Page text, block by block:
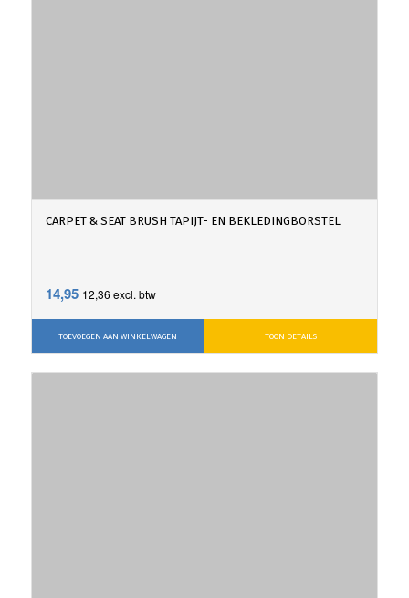
CARPET & SEAT BRUSH TAPIJT- EN BEKLEDINGBORSTEL
14,95 12,36 excl. btw
TOEVOEGEN AAN WINKELWAGEN TOON DETAILS